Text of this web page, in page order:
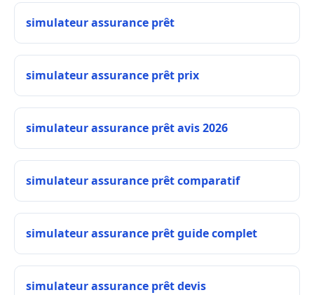
simulateur assurance prêt
simulateur assurance prêt prix
simulateur assurance prêt avis 2026
simulateur assurance prêt comparatif
simulateur assurance prêt guide complet
simulateur assurance prêt devis